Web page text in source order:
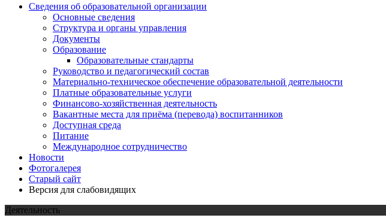
Сведения об образовательной организации
Основные сведения
Структура и органы управления
Документы
Образование
Образовательные стандарты
Руководство и педагогический состав
Материально-техническое обеспечение образовательной деятельности
Платные образовательные услуги
Финансово-хозяйственная деятельность
Вакантные места для приёма (перевода) воспитанников
Доступная среда
Питание
Международное сотрудничество
Новости
Фотогалерея
Старый сайт
Версия для слабовидящих
Деятельность